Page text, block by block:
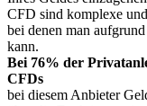
CFD sind komplexe
bei denen man
kann.
Bei 76% der
CFDs
bei diesem Anbieter